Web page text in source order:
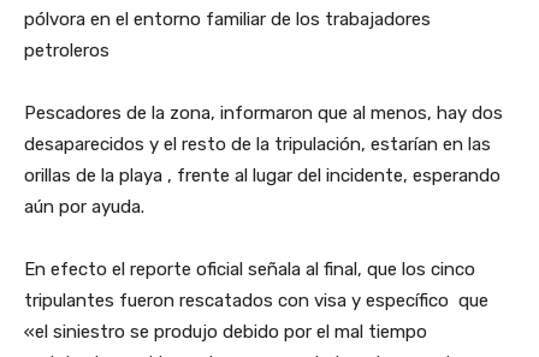
pólvora en el entorno familiar de los trabajadores
petroleros
Pescadores de la zona, informaron que al menos, hay dos
desaparecidos y el resto de la tripulación, estarían en las
orillas de la playa , frente al lugar del incidente, esperando
aún por ayuda.
En efecto el reporte oficial señala al final, que los cinco
tripulantes fueron rescatados con visa y específico que
«el siniestro se produjo debido por el mal tiempo